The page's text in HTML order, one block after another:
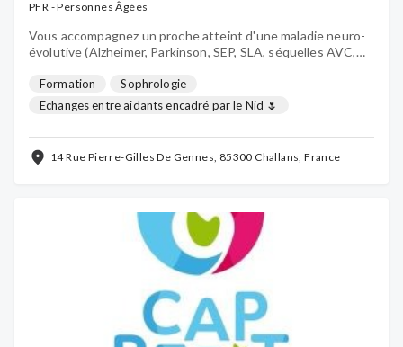
PFR - Personnes Âgées
Vous accompagnez un proche atteint d'une maladie neuro-
évolutive (Alzheimer, Parkinson, SEP, SLA, séquelles AVC,
être soutenu et accompagné: pensez au Nid des Aidants !
Formation
Sophrologie
Echanges entre aidants encadré par le Nid 🌷
Gym douce
14 Rue Pierre-Gilles De Gennes, 85300 Challans, France